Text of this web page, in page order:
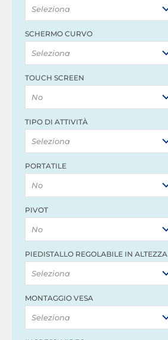
Seleziona
SCHERMO CURVO
Seleziona
TOUCH SCREEN
No
TIPO DI ATTIVITÀ
Seleziona
PORTATILE
No
PIVOT
No
PIEDISTALLO REGOLABILE IN ALTEZZA
Seleziona
MONTAGGIO VESA
Seleziona